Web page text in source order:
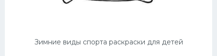
Зимние виды спорта раскраски для детей